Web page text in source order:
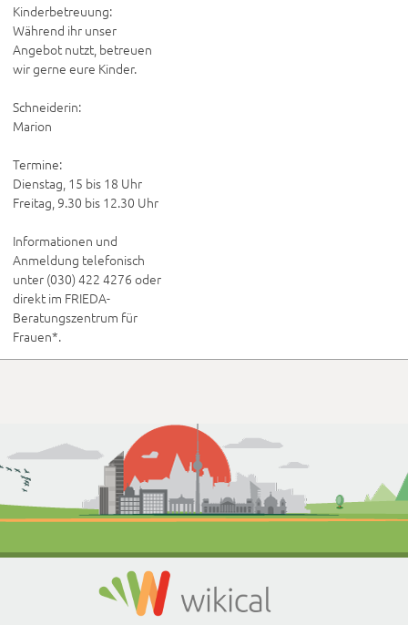
Kinderbetreuung:
Während ihr unser
Angebot nutzt, betreuen
wir gerne eure Kinder.
Schneiderin:
Marion
Termine:
Dienstag, 15 bis 18 Uhr
Freitag, 9.30 bis 12.30 Uhr
Informationen und
Anmeldung telefonisch
unter (030) 422 4276 oder
direkt im FRIEDA-
Beratungszentrum für
Frauen*.